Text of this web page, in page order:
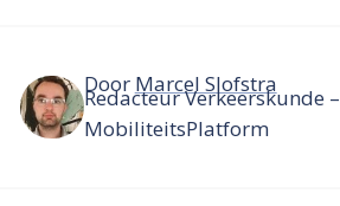
Door Marcel Slofstra
Redacteur Verkeerskunde –
MobiliteitsPlatform